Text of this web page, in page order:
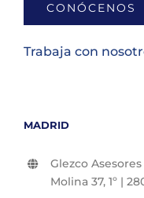
CONÓCENOS
Trabaja con
MADRID
Glezco
Molina 37, 1º |